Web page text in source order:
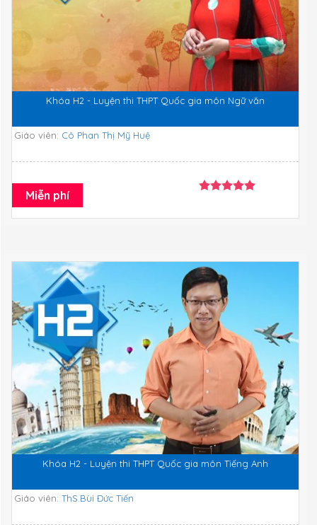
Khóa H2 - Luyện thi THPT Quốc gia môn Ngữ văn
Giáo viên: Cô Phan Thị Mỹ Huệ
Miễn phí
Khóa H2 - Luyện thi THPT Quốc gia môn Tiếng Anh
Giáo viên: ThS.Bùi Đức Tiến